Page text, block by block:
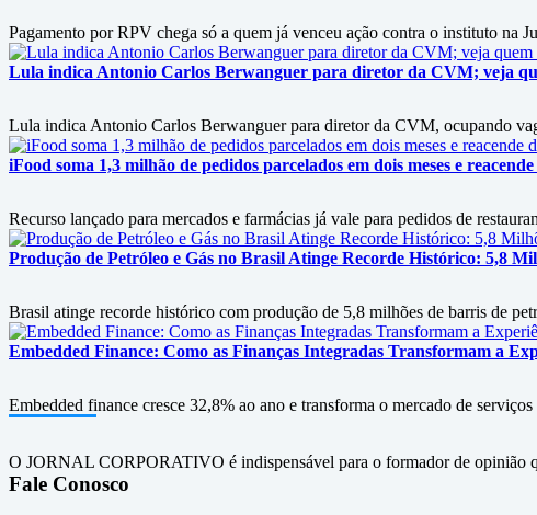
Pagamento por RPV chega só a quem já venceu ação contra o instituto na
Lula indica Antonio Carlos Berwanguer para diretor da CVM; veja
Lula indica Antonio Carlos Berwanguer para diretor da CVM, ocupando
iFood soma 1,3 milhão de pedidos parcelados em dois meses e
Recurso lançado para mercados e farmácias já vale para pedidos de
Produção de Petróleo e Gás no Brasil Atinge Recorde Histórico: 5,8
Brasil atinge recorde histórico com produção de 5,8 milhões de barris de
Embedded Finance: Como as Finanças Integradas Transformam a
Embedded finance cresce 32,8% ao ano e transforma o mercado de
O JORNAL CORPORATIVO é indispensável para o formador de opinião
Fale Conosco